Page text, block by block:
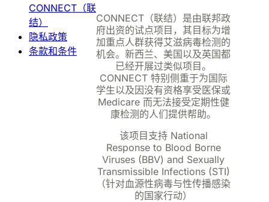
CONNECT（联
结）
隐私政策
条款和条件
CONNECT（联结）是由联邦政
府出资的试点项目，其目标为增
加重点人群获得艾滋病毒检测的
机会。新西兰、美国以及英国都
已经开展过类似项目。
CONNECT 特别侧重于为国际
学生以及因没有资格享受医保或
Medicare 而无法接受定期性健
康检测的人们提供帮助。
该项目支持 National
Response to Blood Borne
Viruses (BBV) and Sexually
Transmissible Infections (STI)
（针对血源性病毒与性传播感染
的国家行动）